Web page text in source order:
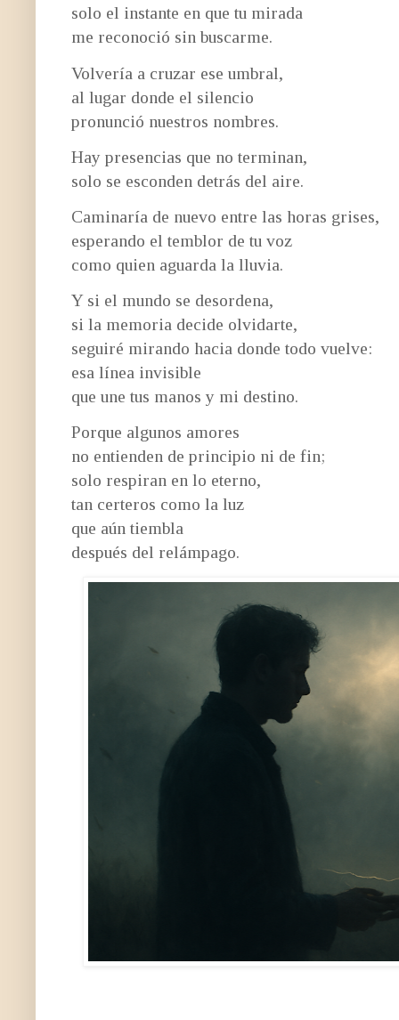
solo el instante en que tu mirada
me reconoció sin buscarme.
Volvería a cruzar ese umbral,
al lugar donde el silencio
pronunció nuestros nombres.
Hay presencias que no terminan,
solo se esconden detrás del aire.
Caminaría de nuevo entre las horas grises,
esperando el temblor de tu voz
como quien aguarda la lluvia.
Y si el mundo se desordena,
si la memoria decide olvidarte,
seguiré mirando hacia donde todo vuelve:
esa línea invisible
que une tus manos y mi destino.
Porque algunos amores
no entienden de principio ni de fin;
solo respiran en lo eterno,
tan certeros como la luz
que aún tiembla
después del relámpago.